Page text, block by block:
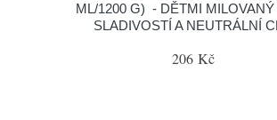
ML/1200 G) - DĚTMI MILOVANÝ
SLADIVOSTÍ A NEUTRÁLNÍ
206 Kč